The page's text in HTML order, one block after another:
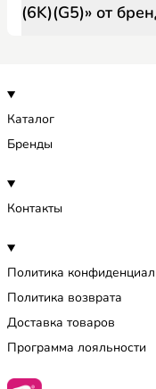
(6K)(G5)» от
Каталог
Бренды
Контакты
Политика
Политика возврата
Доставка товаров
Программа лояльности